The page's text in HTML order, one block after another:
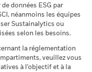
1 400
94,97
d'activité, telle qu'elle
thermique et les
pour les
revenus du
tel que défini
aux entreprises qui
thermique ou des
données ESG par
néanmoins les équipes
Sustainalytics ou
selon les besoins.
la réglementation
veuillez vous
à l'objectif et à la